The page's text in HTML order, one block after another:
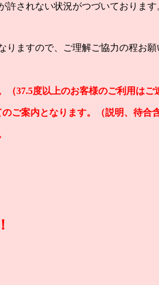
されない状況がつづいております
ますので、ご理解ご協力の程お願
37.5度以上のお客様のご利用はご
ご案内となります。（説明、待合含